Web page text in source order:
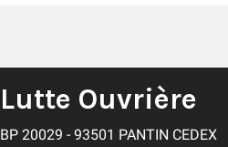
Lutte Ouvrière
BP 20029 - 93501 PANTIN CEDEX